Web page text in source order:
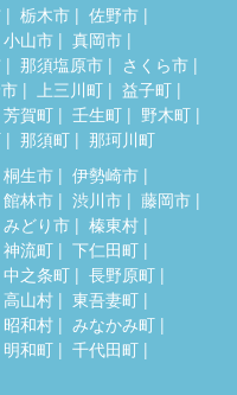
栃木市
佐野市
小山市
真岡市
那須塩原市
さくら市
上三川町
益子町
芳賀町 壬生町
野木町
那須町 那珂川町
桐生市
伊勢崎市
館林市 渋川市
藤岡市
みどり市
榛東村
神流町
下仁田町
中之条町
長野原町
高山村
東吾妻町
昭和村
みなかみ町
明和町
千代田町